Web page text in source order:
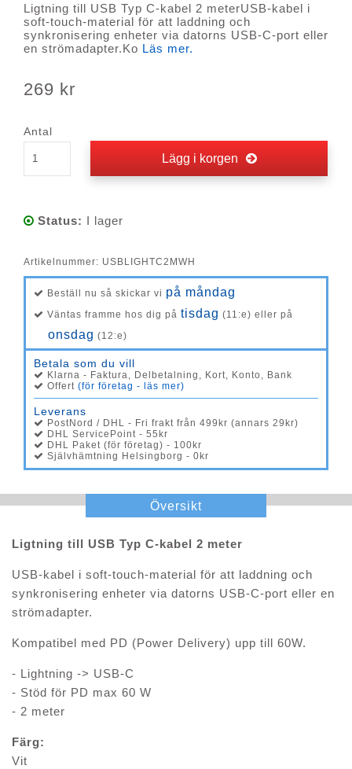
Ligtning till USB Typ C-kabel 2 meterUSB-kabel i
soft-touch-material för att laddning och
synkronisering enheter via datorns USB-C-port eller
en strömadapter.Ko Läs mer.
269 kr
Antal
Lägg i korgen
Status: I lager
Artikelnummer: USBLIGHTC2MWH
Beställ nu så skickar vi på måndag
Väntas framme hos dig på tisdag (11:e) eller på
onsdag (12:e)
Betala som du vill
Klarna - Faktura, Delbetalning, Kort, Konto, Bank
Offert (för företag - läs mer)
Leverans
PostNord / DHL - Fri frakt från 499kr (annars 29kr)
DHL ServicePoint - 55kr
DHL Paket (för företag) - 100kr
Självhämtning Helsingborg - 0kr
Översikt
Ligtning till USB Typ C-kabel 2 meter
USB-kabel i soft-touch-material för att laddning och
synkronisering enheter via datorns USB-C-port eller en
strömadapter.
Kompatibel med PD (Power Delivery) upp till 60W.
- Lightning -> USB-C
- Stöd för PD max 60 W
- 2 meter
Färg:
Vit